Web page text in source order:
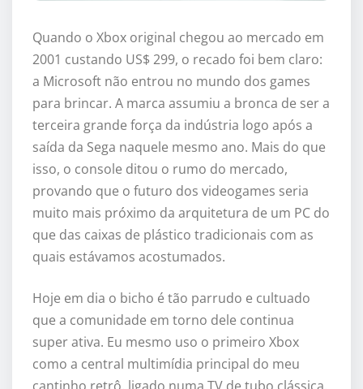
Quando o Xbox original chegou ao mercado em
2001 custando US$ 299, o recado foi bem claro:
a Microsoft não entrou no mundo dos games
para brincar. A marca assumiu a bronca de ser a
terceira grande força da indústria logo após a
saída da Sega naquele mesmo ano. Mais do que
isso, o console ditou o rumo do mercado,
provando que o futuro dos videogames seria
muito mais próximo da arquitetura de um PC do
que das caixas de plástico tradicionais com as
quais estávamos acostumados.
Hoje em dia o bicho é tão parrudo e cultuado
que a comunidade em torno dele continua
super ativa. Eu mesmo uso o primeiro Xbox
como a central multimídia principal do meu
cantinho retrô, ligado numa TV de tubo clássica.